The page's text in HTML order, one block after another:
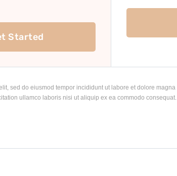
Started
sed do eiusmod tempor incididunt ut labore et dolore magna
ullamco laboris nisi ut aliquip ex ea commodo consequat.